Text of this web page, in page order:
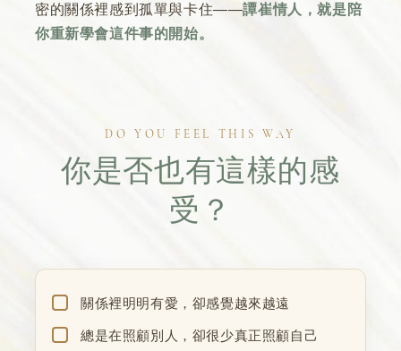
密的關係裡感到孤單與卡住——譚崔情人，就是陪
你重新學會這件事的開始。
DO YOU FEEL THIS WAY
你是否也有這樣的感
受？
關係裡明明有愛，卻感覺越來越遠
總是在照顧別人，卻很少真正照顧自己